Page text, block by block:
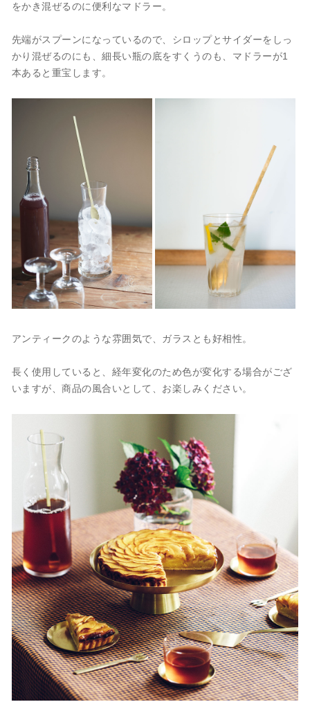
をかき混ぜるのに便利なマドラー。
先端がスプーンになっているので、シロップとサイダーをしっ
かり混ぜるのにも、細長い瓶の底をすくうのも、マドラーが1
本あると重宝します。
アンティークのような雰囲気で、ガラスとも好相性。
長く使用していると、経年変化のため色が変化する場合がござ
いますが、商品の風合いとして、お楽しみください。